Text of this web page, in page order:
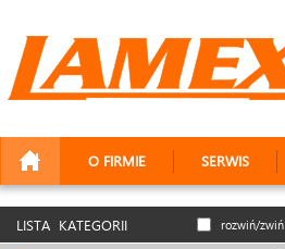
O FIRMIE SERWIS
LISTA KATEGORII rozwiń/zwiń